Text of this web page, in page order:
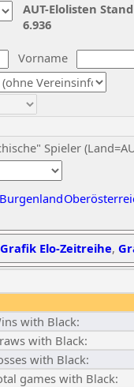
Vorname
Spieler
Burgenland
AUT-Elolisten
6.936
Grafik Elo-Zeitreihe,
with Black:
with Black:
with Black:
games with Black: